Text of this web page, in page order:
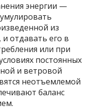
энергии —
из
отдавать его в
или при
постоянных
и ветровой
неотъемлемой
баланс